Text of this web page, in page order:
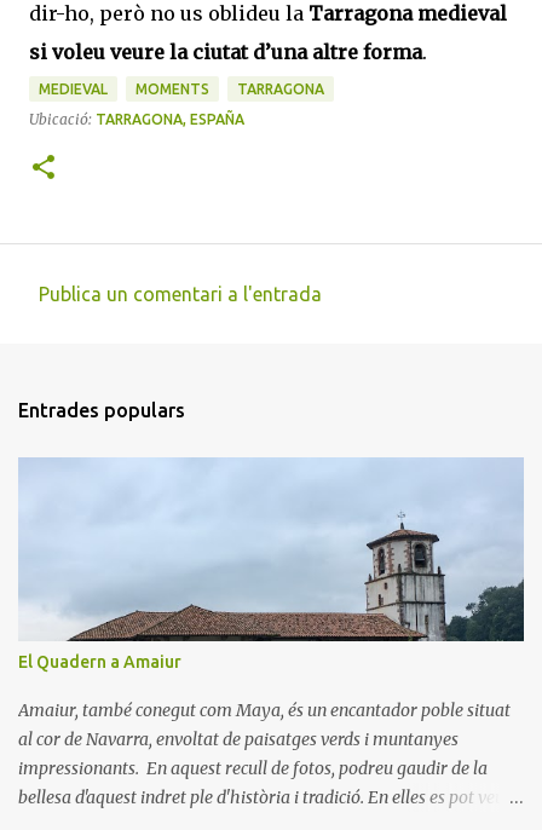
dir-ho, però no us oblideu la Tarragona medieval
si voleu veure la ciutat d’una altre forma.
MEDIEVAL MOMENTS TARRAGONA
Ubicació: TARRAGONA, ESPAÑA
e
n
Publica un comentari a l'entrada
Entrades populars
El Quadern a Amaiur
Amaiur, també conegut com Maya, és un encantador poble situat
al cor de Navarra, envoltat de paisatges verds i muntanyes
impressionants. En aquest recull de fotos, podreu gaudir de la
bellesa d'aquest indret ple d'història i tradició. En elles es pot veure